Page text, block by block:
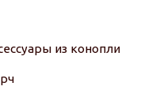
из конопли